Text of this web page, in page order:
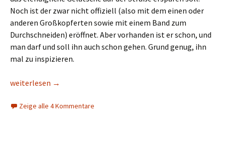
Noch ist der zwar nicht offiziell (also mit dem einen oder
anderen Großkopferten sowie mit einem Band zum
Durchschneiden) eröffnet. Aber vorhanden ist er schon, und
man darf und soll ihn auch schon gehen. Grund genug, ihn
mal zu inspizieren.
Der Feigenblatt-Steig
weiterlesen →
Zeige alle 4 Kommentare